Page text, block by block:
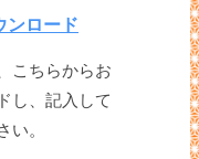
ンロード
こちらからお
し、記入して
い。